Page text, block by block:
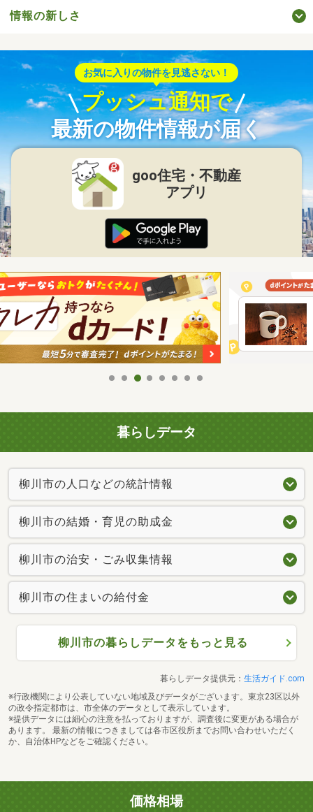
情報の新しさ
お気に入りの物件を見逃さない！
プッシュ通知で
最新の物件情報が届く
goo住宅・不動産
アプリ
暮らしデータ
柳川市の人口などの統計情報
柳川市の結婚・育児の助成金
柳川市の治安・ごみ収集情報
柳川市の住まいの給付金
柳川市の暮らしデータをもっと見る
暮らしデータ提供元： 生活ガイド.com
※行政機関により公表していない地域及びデータがございます。東京23区以外
の政令指定都市は、市全体のデータとして表示しています。
※提供データには細心の注意を払っておりますが、調査後に変更がある場合が
あります。 最新の情報につきましては各市区役所までお問い合わせいただく
か、自治体HPなどをご確認ください。
価格相場